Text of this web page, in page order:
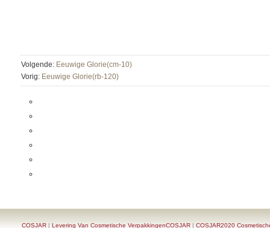
Volgende: Eeuwige Glorie(cm-10)
Vorig: Eeuwige Glorie(rb-120)
COSJAR | Levering Van Cosmetische VerpakkingenCOSJAR | COSJAR2020